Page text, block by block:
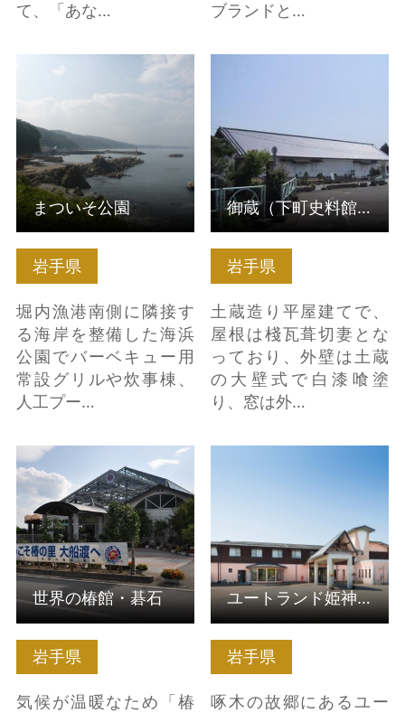
て、「あな…
ブランドと…
岩手県
堀内漁港南側に隣接す
る海岸を整備した海浜
公園でバーベキュー用
常設グリルや炊事棟、
人工プー…
まついそ公園 の詳細は
まついそ公園
岩手県
土蔵造り平屋建てで、
屋根は棧瓦葺切妻とな
っており、外壁は土蔵
の大壁式で白漆喰塗
り、窓は外…
御蔵（下町史料館）
岩手県
気候が温暖なため「椿
世界の椿館・碁石 の詳
細はこちら
世界の椿館・碁石
岩手県
啄木の故郷にあるユー
ユートランド姫神産直売店